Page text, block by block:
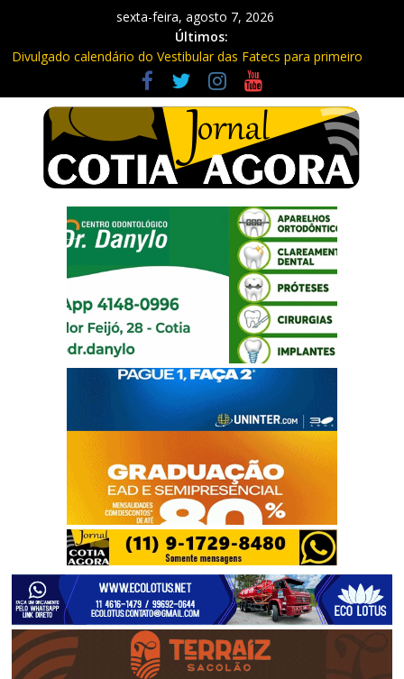
sexta-feira, agosto 7, 2026
Últimos:
Divulgado calendário do Vestibular das Fatecs para primeiro
Mapa da Desigualdade da Grande SP: Vargem Grande Paulista
em boa posição. Cotia entre as últimas do ranking
Morador denuncia furto de cabos em postes na Estrada da
Roselândia
Itapevi: Em duas ocorrências, PM recupera carga roubada,
Sebrae promove curso de compras públicas em Vargem Grande